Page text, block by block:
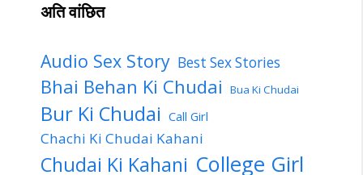
अति वांछित
Audio Sex Story Best Sex Stories
Bhai Behan Ki Chudai Bua Ki Chudai
Bur Ki Chudai Call Girl
Chachi Ki Chudai Kahani
Chudai Ki Kahani College Girl